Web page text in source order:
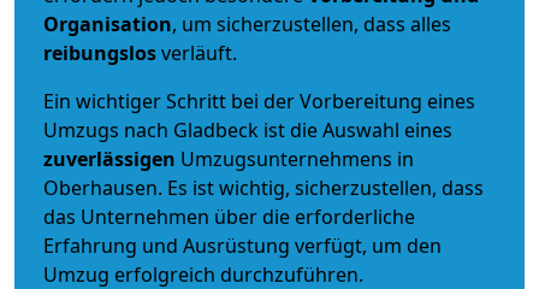
Organisation, um sicherzustellen, dass alles
reibungslosverläuft.
Ein wichtiger Schritt bei der Vorbereitung eines
Umzugs nach Gladbeck ist die Auswahl eines
zuverlässigen Umzugsunternehmens in
Oberhausen. Es ist wichtig, sicherzustellen, dass
das Unternehmen über die erforderliche
Erfahrung und Ausrüstung verfügt, um den
Umzug erfolgreich durchzuführen.